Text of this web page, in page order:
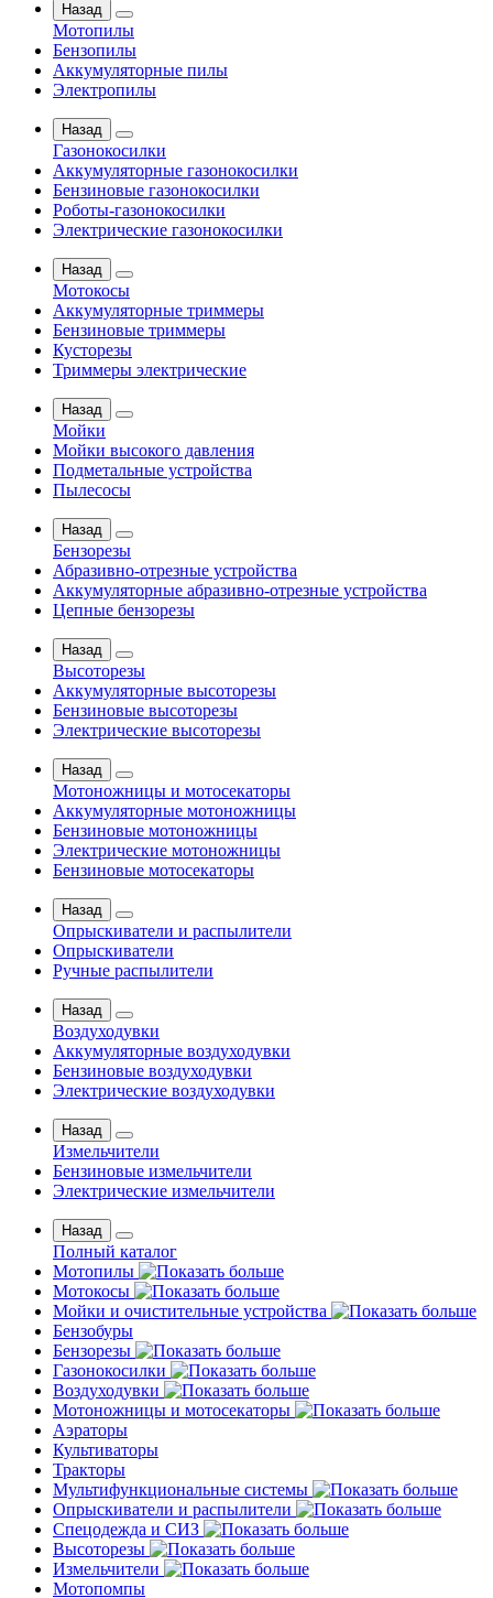
Назад
Мотопилы
Бензопилы
Аккумуляторные пилы
Электропилы
Назад
Газонокосилки
Аккумуляторные газонокосилки
Бензиновые газонокосилки
Роботы-газонокосилки
Электрические газонокосилки
Назад
Мотокосы
Аккумуляторные триммеры
Бензиновые триммеры
Кусторезы
Триммеры электрические
Назад
Мойки
Мойки высокого давления
Подметальные устройства
Пылесосы
Назад
Бензорезы
Абразивно-отрезные устройства
Аккумуляторные абразивно-отрезные устройства
Цепные бензорезы
Назад
Высоторезы
Аккумуляторные высоторезы
Бензиновые высоторезы
Электрические высоторезы
Назад
Мотоножницы и мотосекаторы
Аккумуляторные мотоножницы
Бензиновые мотоножницы
Электрические мотоножницы
Бензиновые мотосекаторы
Назад
Опрыскиватели и распылители
Опрыскиватели
Ручные распылители
Назад
Воздуходувки
Аккумуляторные воздуходувки
Бензиновые воздуходувки
Электрические воздуходувки
Назад
Измельчители
Бензиновые измельчители
Электрические измельчители
Назад
Полный каталог
Мотопилы
Мотокосы
Мойки и очистительные устройства
Бензобуры
Бензорезы
Газонокосилки
Воздуходувки
Мотоножницы и мотосекаторы
Аэраторы
Культиваторы
Тракторы
Мультифункциональные системы
Опрыскиватели и распылители
Спецодежда и СИЗ
Высоторезы
Измельчители
Мотопомпы